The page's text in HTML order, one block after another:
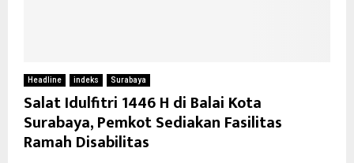
Headline indeks Surabaya
Salat Idulfitri 1446 H di Balai Kota
Surabaya, Pemkot Sediakan Fasilitas
Ramah Disabilitas